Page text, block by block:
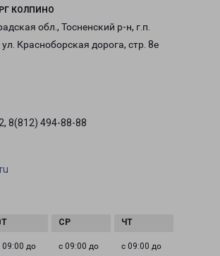
КОЛПИНО
обл., Тосненский р-н, г.п.
Красноборская дорога, стр. 8е
8(812) 494-88-88
09:00 до с 09:00 до с 09:00 до